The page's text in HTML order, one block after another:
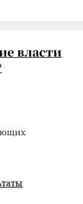
власти